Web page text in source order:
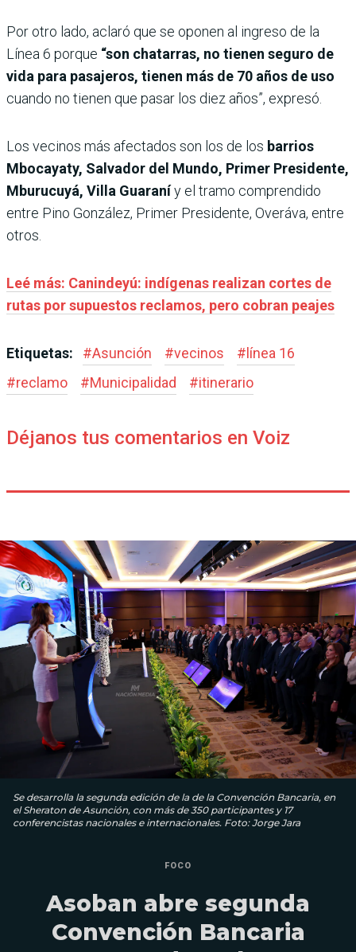
Por otro lado, aclaró que se oponen al ingreso de la
Línea 6 porque “son chatarras, no tienen seguro de
vida para pasajeros, tienen más de 70 años de uso
cuando no tienen que pasar los diez años”, expresó.
Los vecinos más afectados son los de los barrios
Mbocayaty, Salvador del Mundo, Primer Presidente,
Mburucuyá, Villa Guaraníy el tramo comprendido
entre Pino González, Primer Presidente, Overáva, entre
otros.
Leé más: Canindeyú: indígenas realizan cortes de
rutas por supuestos reclamos, pero cobran peajes
Etiquetas: #Asunción #vecinos # línea 16
#reclamo #Municipalidad #itinerario
Déjanos tus comentarios en Voiz
Se desarrolla la segunda edición de la de la Convención Bancaria, en
el Sheraton de Asunción, con más de 350 participantes y 17
conferencistas nacionales e internacionales. Foto: Jorge Jara
FOCO
Asoban abre segunda
Convención Bancaria